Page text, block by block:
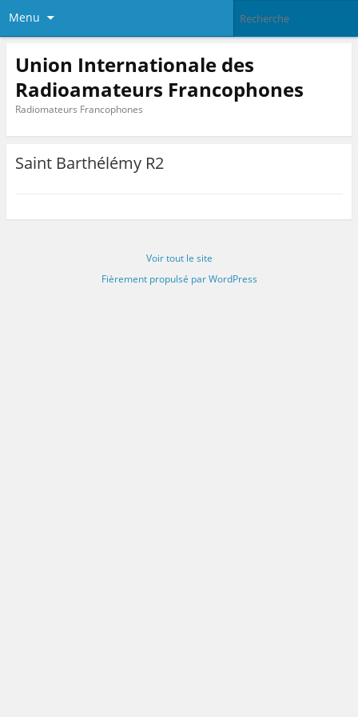
Menu
Union Internationale des
Radioamateurs Francophones
Radiomateurs Francophones
Saint Barthélémy R2
Voir tout le site
Fièrement propulsé par WordPress